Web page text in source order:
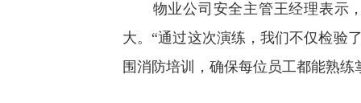
物业公司安全主管王经理表示，
大。“通过这次演练，我们不仅检验
围消防培训，确保每位员工都能熟练